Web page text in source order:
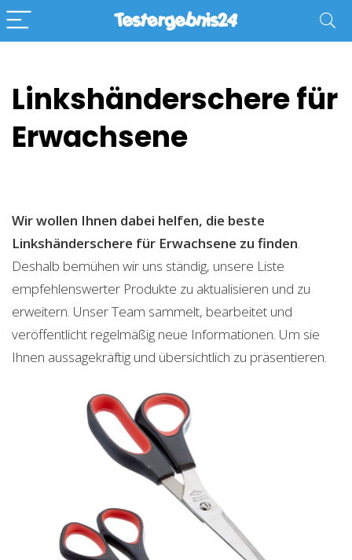
Linkshänderschere für
Erwachsene
Wir wollen Ihnen dabei helfen, die beste
Linkshänderschere für Erwachsene zu finden.
Deshalb bemühen wir uns ständig, unsere Liste
empfehlenswerter Produkte zu aktualisieren und zu
erweitern. Unser Team sammelt, bearbeitet und
veröffentlicht regelmäßig neue Informationen. Um sie
Ihnen aussagekräftig und übersichtlich zu präsentieren.